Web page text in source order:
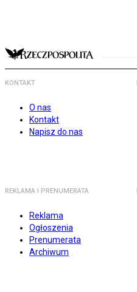
KONTAKT
O nas
Kontakt
Napisz do nas
REKLAMA I PRENUMERATA
Reklama
Ogłoszenia
Prenumerata
Archiwum